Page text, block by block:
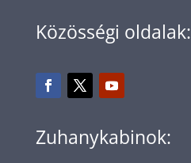
Közösségi oldalak:
Zuhanykabinok: